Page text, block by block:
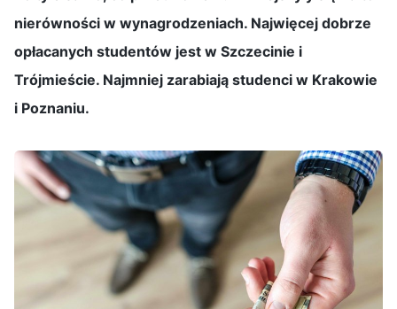
nierówności w wynagrodzeniach. Najwięcej dobrze
opłacanych studentów jest w Szczecinie i
Trójmieście. Najmniej zarabiają studenci w Krakowie
i Poznaniu.